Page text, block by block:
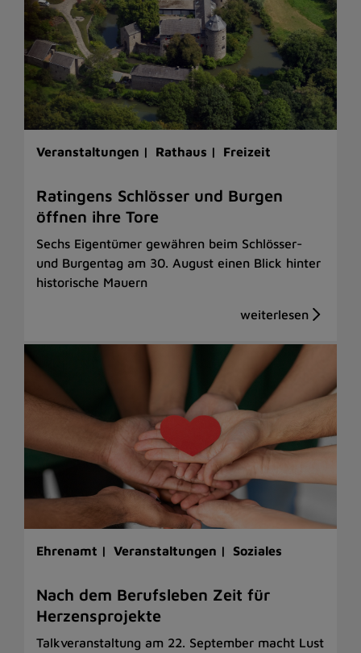
Veranstaltungen | Rathaus | Freizeit
Ratingens Schlösser und Burgen
öffnen ihre Tore
Sechs Eigentümer gewähren beim Schlösser-
und Burgentag am 30. August einen Blick hinter
historische Mauern
Ehrenamt | Veranstaltungen | Soziales
Nach dem Berufsleben Zeit für
Herzensprojekte
Talkveranstaltung am 22. September macht Lust